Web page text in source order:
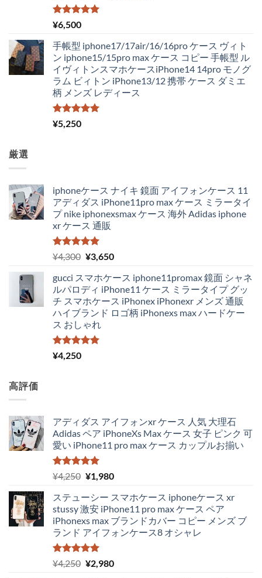
5段階中
5.00
¥6,500
手帳型 iphone17/17air/16/16pro ケース ヴィト
ン iphone15/15pro max ケース コピー 手帳型 ル
イヴィトンスマホケースiPhone14 14pro モノグ
ラム ビィトン iPhone13/12 携帯 ケース ダミエ
柄 メンズ レディース
5段階中
5.00
¥5,250
厳選
iphoneケース ナイキ 鏡面 アイフォンケース 11
アディダス iPhone11pro max ケース ミラータイ
プ nike iphonexsmax ケース 海外 Adidas iphone
xr ケース 通販
5段階中
5.00
の評価
¥4,300 元
価
格
は
¥4,300
で
し
¥3,650現
の
価
格
は
gucci スマホケース iphone11promax 鏡面 シャネ
ルパロディ iPhone11 ケース ミラータイプ グッ
チ スマホケース iPhonex iPhonexr メンズ 通販
ハイブランド ロゴ柄 iPhonexs max ハードケー
ス おしゃれ
5段階中
5.00
¥4,250
高評価
アディダス アイフォンxr ケース 人気 大理石
Adidas ペア iPhoneXs Max ケース 女子 ピンク 可
愛い iPhone11 pro max ケース カップルお揃い
5段階中
5.00
の評価
¥4,250 元
価
格
は
¥4,250
で
し
¥1,980現
の
価
格
は
で
ステューシー スマホケース iphoneケース xr
stussy 激安 iPhone11 pro max ケース ペア
iPhonexs max ブランドカバー コピー メンズ ブ
ランド アイフォンケース8 オシャレ
5段階中
5.00
の評価
¥4,250 元
¥2,980現